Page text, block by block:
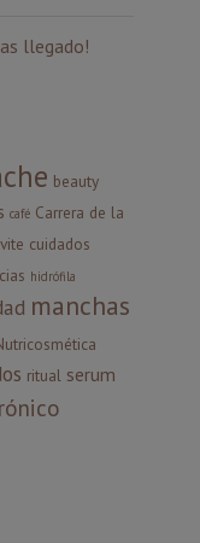
llegado!
beauty
café Carrera de la
cuidados
hidrófila
manchas
ritual serum